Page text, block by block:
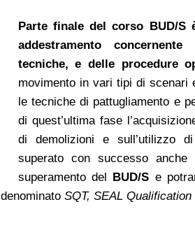
Parte finale del corso BUD/S
addestramento
tecniche, e delle procedure
movimento in vari tipi di scenari
le tecniche di pattugliamento e
di quest’ultima fase
di demolizioni e sull’utilizzo
superato con successo anche
superamento del BUD/S e
denominato SQT, SEAL Qualification